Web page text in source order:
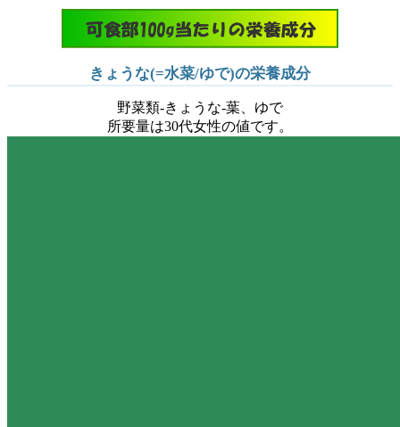
きょうな(=水菜/ゆで)の栄養成分
野菜類-きょうな-葉、ゆで
所要量は30代女性の値です。